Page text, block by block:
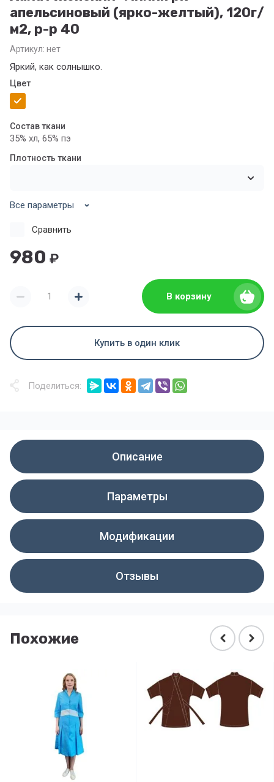
апельсиновый (ярко-желтый), 120г/
м2, р-р 40
Артикул: нет
Яркий, как солнышко.
Цвет
Состав ткани
35% хл, 65% пэ
Плотность ткани
Все параметры
980 ₽
Сравнить
В корзину
Купить в один клик
Поделиться:
Описание
Параметры
Модификации
Отзывы
Похожие